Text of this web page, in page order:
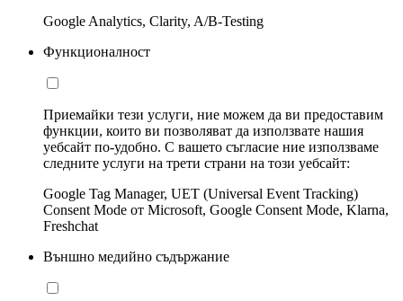
Google Analytics, Clarity, A/B-Testing
Функционалност
Приемайки тези услуги, ние можем да ви предоставим
функции, които ви позволяват да използвате нашия
уебсайт по-удобно. С вашето съгласие ние използваме
следните услуги на трети страни на този уебсайт:
Google Tag Manager, UET (Universal Event Tracking)
Consent Mode от Microsoft, Google Consent Mode, Klarna,
Freshchat
Външно медийно съдържание